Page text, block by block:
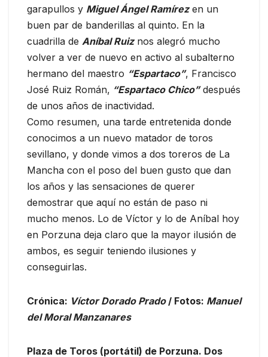
garapullos y Miguel Ángel Ramírez en un
buen par de banderillas al quinto. En la
cuadrilla de Aníbal Ruiznos alegró mucho
volver a ver de nuevo en activo al subalterno
hermano del maestro “Espartaco”, Francisco
José Ruiz Román, “Espartaco Chico”después
de unos años de inactividad.
Como resumen, una tarde entretenida donde
conocimos a un nuevo matador de toros
sevillano, y donde vimos a dos toreros de La
Mancha con el poso del buen gusto que dan
los años y las sensaciones de querer
demostrar que aquí no están de paso ni
mucho menos. Lo de Víctor y lo de Aníbal hoy
en Porzuna deja claro que la mayor ilusión de
ambos, es seguir teniendo ilusiones y
conseguirlas.
Crónica: Víctor Dorado Prado/ Fotos: Manuel
del Moral Manzanares
Plaza de Toros (portátil) de Porzuna. Dos